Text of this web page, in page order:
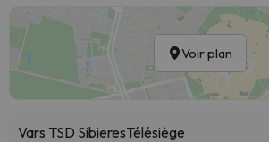
Voir plan
Vars TSD SibieresTélésiège